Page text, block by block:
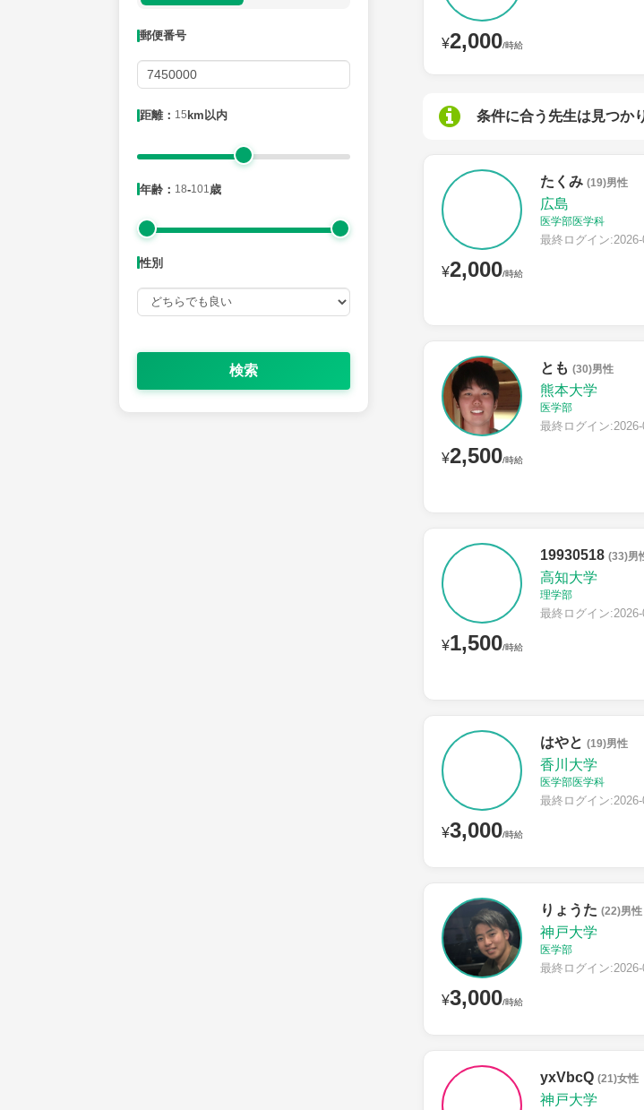
郵便番号
距離： 15 km以内
年齢： 18-101 歳
性別
検索
¥2,000/時給
条件に合う先生は見つか
¥2,000/時給
たくみ (19)男性
広島
医学部医学科
最終ログイン
¥2,500/時給
とも (30)男性
熊本大学
医学部
最終ログイン
¥1,500/時給
19930518 (33)男
高知大学
理学部
最終ログイン
¥3,000/時給
はやと (19)男性
香川大学
医学部医学科
最終ログイン
¥3,000/時給
りょうた (22)男性
神戸大学
医学部
最終ログイン
yxVbcQ (21)女性
神戸大学
距離：15km以内
年齢：18-101歳